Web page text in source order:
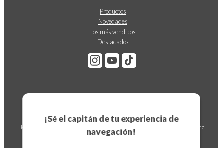
¡Sé el capitán de tu experiencia de
navegación!
Productos
Novedades
Los más vendidos
Destacados
Puedes darte de baja en cualquier momento. Para ello, consulta nuestra
información de contacto en el aviso legal.